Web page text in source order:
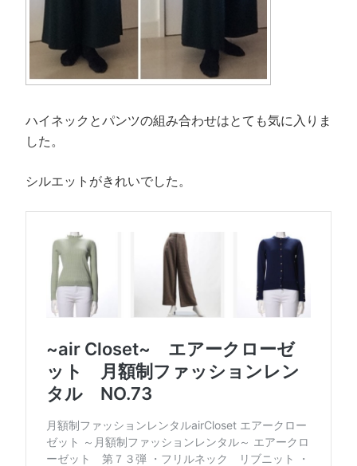
ハイネックとパンツの組み合わせはとても気に入りま
した。
シルエットがきれいでした。